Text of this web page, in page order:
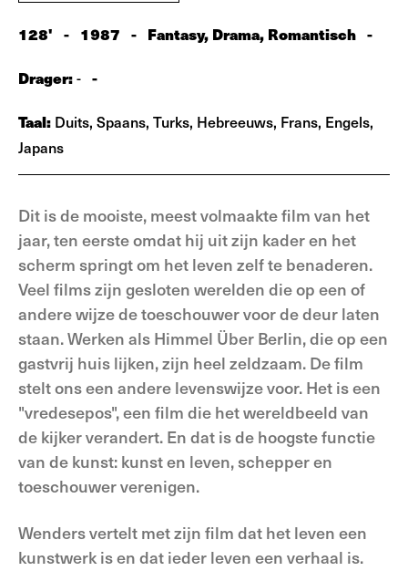
128' - 1987 - Fantasy, Drama, Romantisch -
Drager:- -
Taal: Duits, Spaans, Turks, Hebreeuws, Frans, Engels,
Japans
Dit is de mooiste, meest volmaakte film van het
jaar, ten eerste omdat hij uit zijn kader en het
scherm springt om het leven zelf te benaderen.
Veel films zijn gesloten werelden die op een of
andere wijze de toeschouwer voor de deur laten
staan. Werken als Himmel Über Berlin, die op een
gastvrij huis lijken, zijn heel zeldzaam. De film
stelt ons een andere levenswijze voor. Het is een
"vrede­sepos", een film die het wereldbeeld van
de kijker verandert. En dat is de hoogste functie
van de kunst: kunst en leven, schepper en
toeschouwer verenigen.
Wenders vertelt met zijn film dat het leven een
kunstwerk is en dat ieder leven een verhaal is.